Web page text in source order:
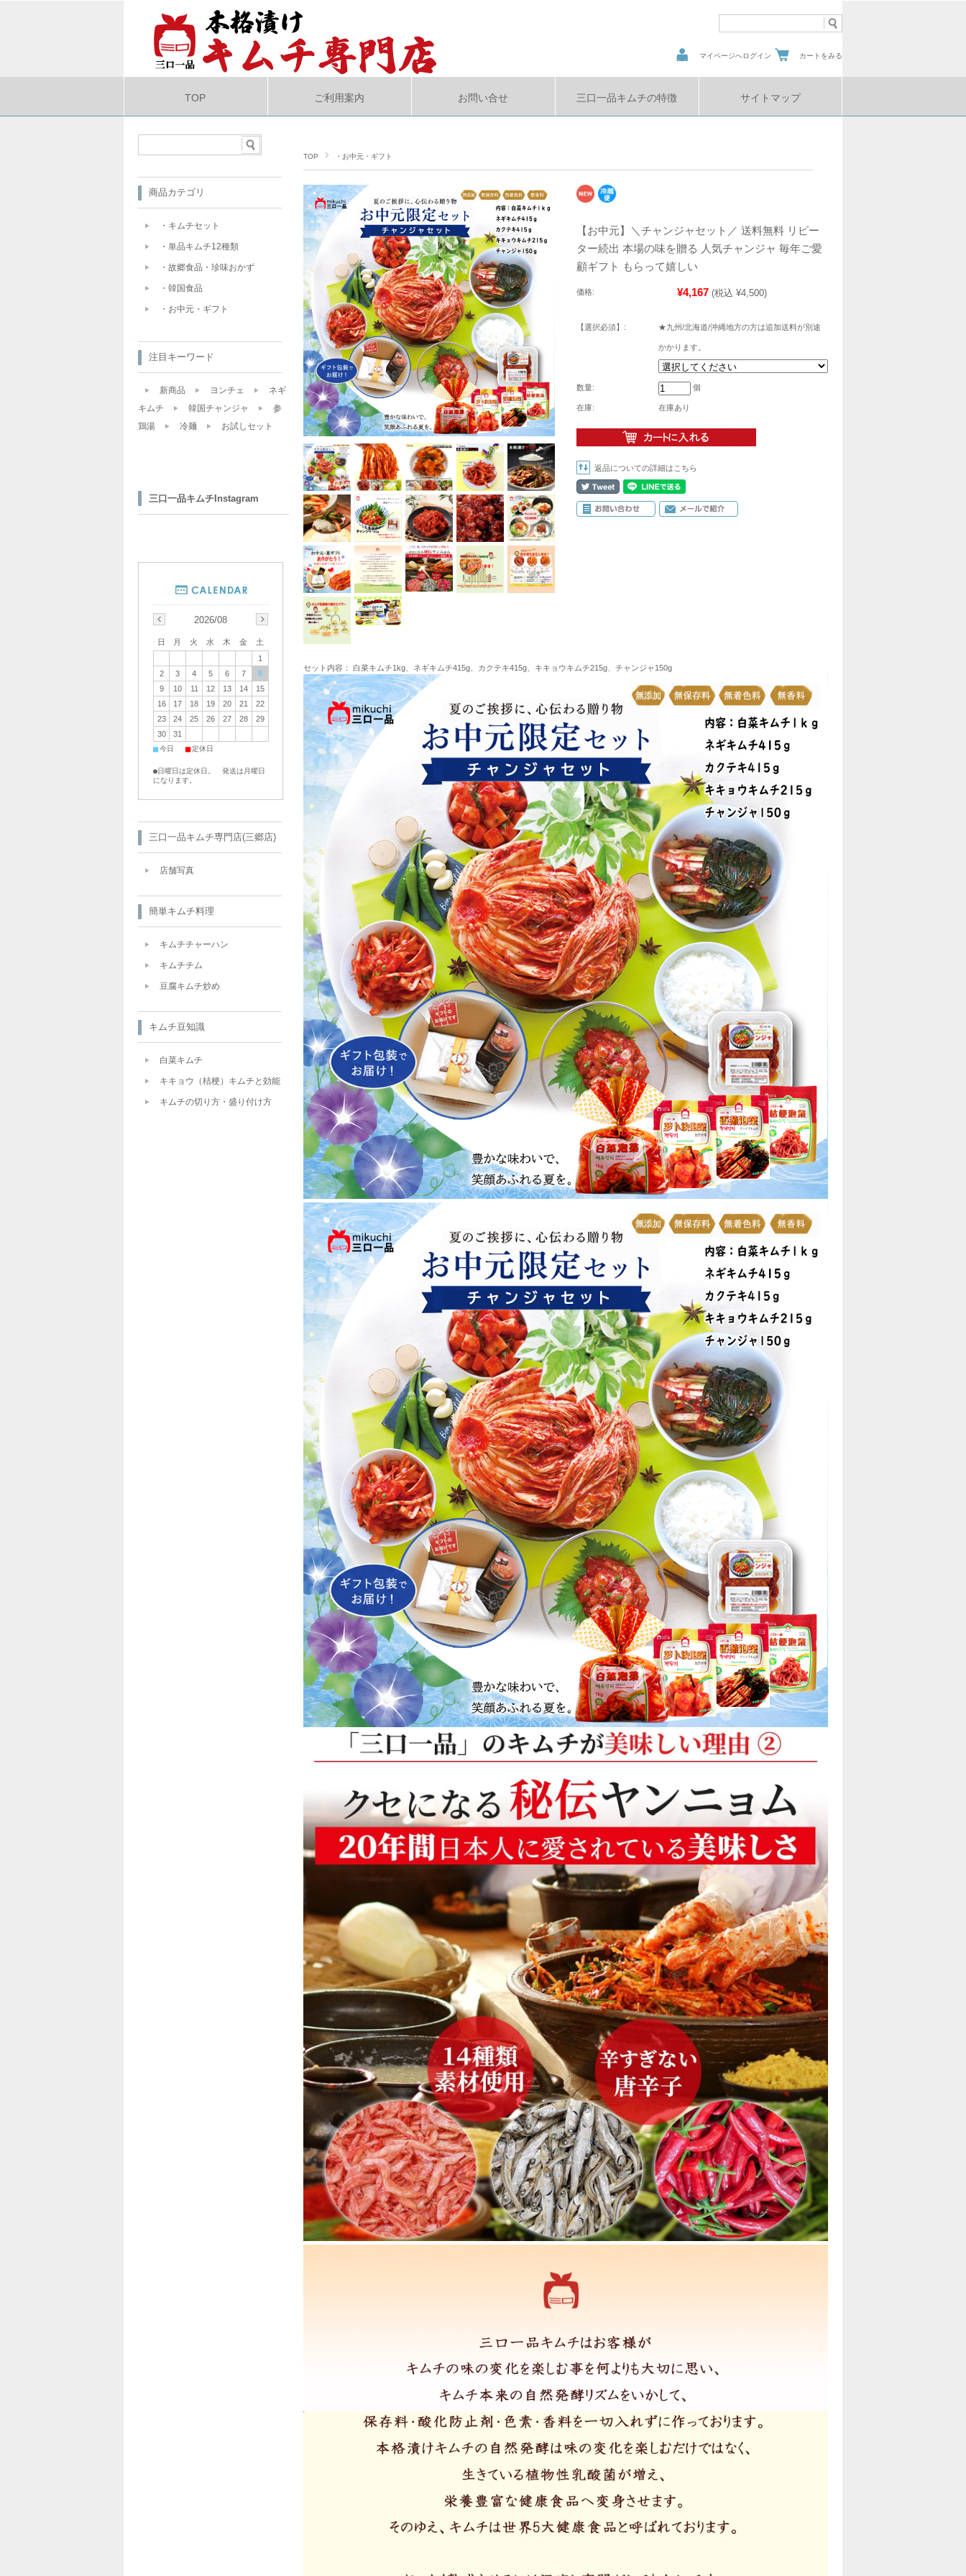
マイページへログイン カートをみる
TOP ご利用案内 お問い合せ 三口一品キムチの特徴 サイトマップ
TOP ・お中元・ギフト
【お中元】＼チャンジャセット／ 送料無料 リピー
ター続出 本場の味を贈る 人気チャンジャ 毎年ご愛
顧ギフト もらって嬉しい
価格: ¥4,167 (税込 ¥4,500)
【選択必須】: ★九州/北海道/沖縄地方の方は追加送料が別途
かかります。
数量: 個
在庫: 在庫あり
返品についての詳細はこちら
セット内容： 白菜キムチ1kg、ネギキムチ415g、カクテキ415g、キキョウキムチ215g、チャンジャ150g
商品カテゴリ
・キムチセット
・単品キムチ12種類
・故郷食品・珍味おかず
・韓国食品
・お中元・ギフト
注目キーワード
新商品 ヨンチェ
ネギ
キムチ
韓国チャンジャ
参
鶏湯
冷麺 お試しセット
三口一品キムチInstagram
2026/08
日 月 火 水 木 金
土
1
2
3 4 5 6 7
8
9
10 11 12 13 14
15
16
17 18 19 20 21
22
23
24 25 26 27 28
29
30
31
■今日 ■定休日
●日曜日は定休日。 発送は月曜日
になります。
三口一品キムチ専門店(三郷店)
店舗写真
簡単キムチ料理
キムチチャーハン
キムチチム
豆腐キムチ炒め
キムチ豆知識
白菜キムチ
キキョウ（桔梗）キムチと効能
キムチの切り方・盛り付け方